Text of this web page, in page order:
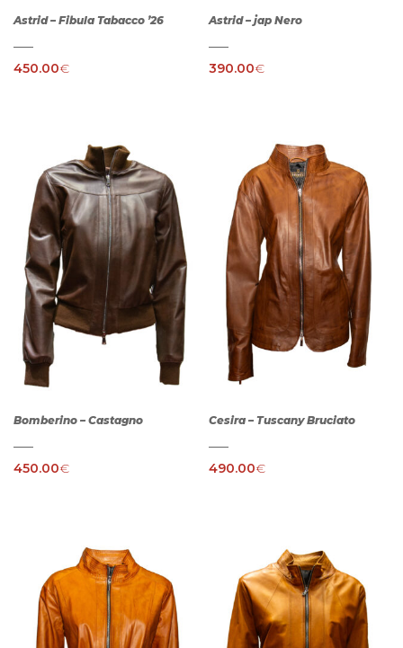
Astrid – Fibula Tabacco ’26
450.00€
Astrid – jap Nero
390.00€
Bomberino – Castagno
450.00€
Cesira – Tuscany Bruciato
490.00€